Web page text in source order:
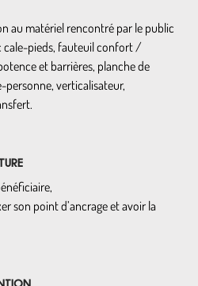
au matériel rencontré par le public
cale-pieds, fauteuil confort /
et barrières, planche de
personne, verticalisateur,
son point d’ancrage et avoir la